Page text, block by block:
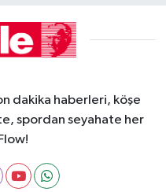
dakika haberleri, köşe
spordan seyahate her